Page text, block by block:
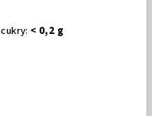
< 0,2 g